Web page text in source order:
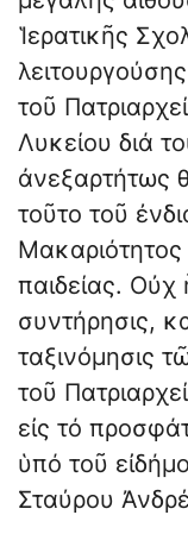
Ἱερατικῆς
τοῦ
Λυκείου διά
ἀνεξαρτήτως
τοῦτο τοῦ
Μακαριότητος
παιδείας. Οὐχ
συντήρησις,
ταξινόμησις
τοῦ
εἰς τό
ὑπό τοῦ
Σταύρου